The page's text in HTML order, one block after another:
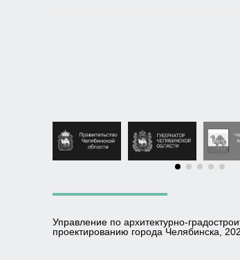
Управление по архитектурно-
проектированию города Челябинска,